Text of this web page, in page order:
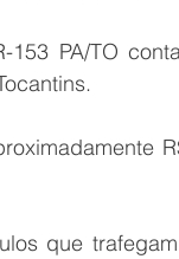
153 PA/TO
que